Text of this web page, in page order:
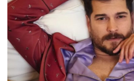
TV Serije
Filmovi
Glumci
Contact